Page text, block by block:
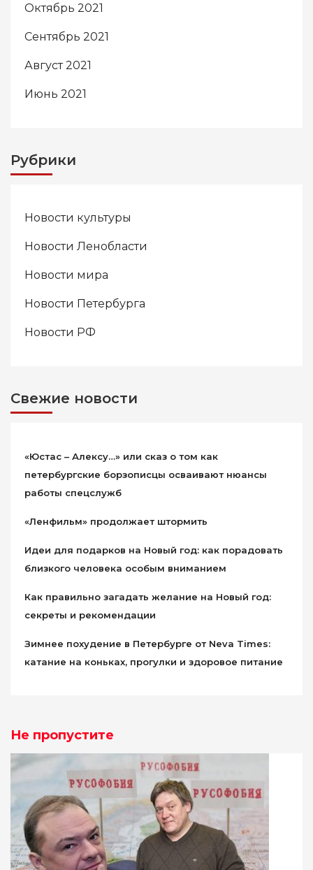
Октябрь 2021
Сентябрь 2021
Август 2021
Июнь 2021
Рубрики
Новости культуры
Новости Ленобласти
Новости мира
Новости Петербурга
Новости РФ
Свежие новости
«Юстас – Алексу…» или сказ о том как
петербургские борзописцы осваивают нюансы
работы спецслужб
«Ленфильм» продолжает штормить
Идеи для подарков на Новый год: как порадовать
близкого человека особым вниманием
Как правильно загадать желание на Новый год:
секреты и рекомендации
Зимнее похудение в Петербурге от Neva Times:
катание на коньках, прогулки и здоровое питание
Не пропустите